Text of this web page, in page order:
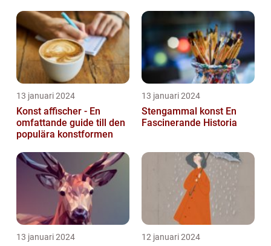
13 januari 2024
Konst affischer - En
omfattande guide till den
populära konstformen
13 januari 2024
Stengammal konst En
Fascinerande Historia
13 januari 2024 12 januari 2024